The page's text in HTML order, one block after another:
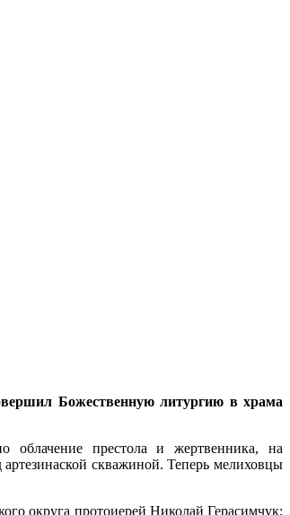
Божественную литургию в храма
облачение престола и жертвенника, на
скважиной. Теперь мелиховцы
округа протоиерей Николай Герасимчук;